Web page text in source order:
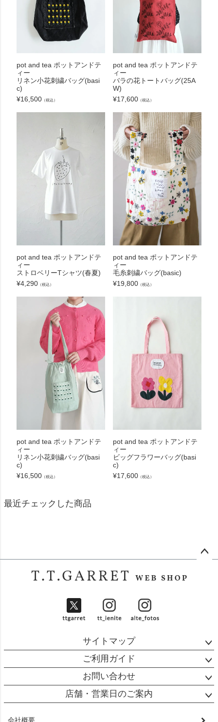
pot and tea ポットアンドテ
ィー
リネン小花刺繍バッグ(basi
c)
¥16,500（税込）
pot and tea ポットアンドテ
ィー
バラの花トートバッグ(25A
W)
¥17,600 （税込）
pot and tea ポットアンドテ
ィー
ストロベリーTシャツ(春夏)
¥4,290（税込）
pot and tea ポットアンドテ
ィー
毛糸刺繍バッグ(basic)
¥19,800 （税込）
pot and tea ポットアンドテ
ィー
リネン小花刺繍バッグ(basi
c)
¥16,500（税込）
pot and tea ポットアンドテ
ィー
ビッグフラワーバッグ(basi
c)
¥17,600 （税込）
最近チェックした商品
サイトマップ
ご利用ガイド
お問い合わせ
店舗・営業日のご案内
会社概要